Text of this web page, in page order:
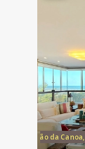
mar Capão da